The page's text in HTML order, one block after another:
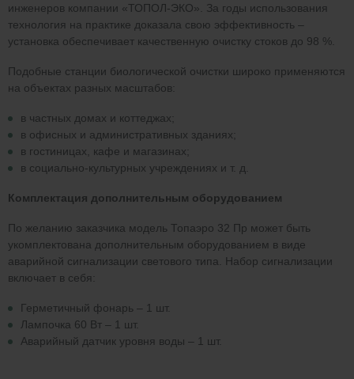
инженеров компании «ТОПОЛ-ЭКО». За годы использования
технология на практике доказала свою эффективность –
установка обеспечивает качественную очистку стоков до 98 %.
Подобные станции биологической очистки широко применяются
на объектах разных масштабов:
в частных домах и коттеджах;
в офисных и административных зданиях;
в гостиницах, кафе и магазинах;
в социально-культурных учреждениях и т. д.
Комплектация дополнительным оборудованием
По желанию заказчика модель Топаэро 32 Пр может быть
укомплектована дополнительным оборудованием в виде
аварийной сигнализации светового типа. Набор сигнализации
включает в себя:
Герметичный фонарь – 1 шт.
Лампочка 60 Вт – 1 шт.
Аварийный датчик уровня воды – 1 шт.